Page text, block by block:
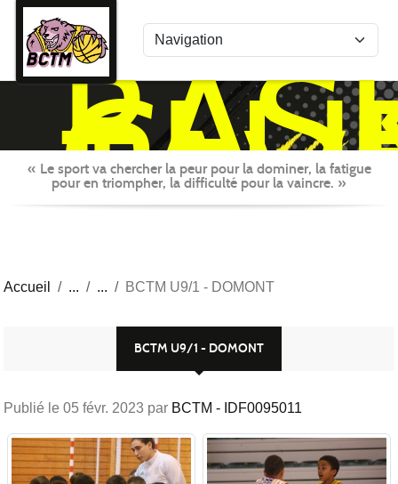
« Le sport va chercher la peur pour la dominer, la fatigue
pour en triompher, la difficulté pour la vaincre. »
Accueil BCTM U9/1 - DOMONT
BCTM U9/1 - DOMONT
Publié le 05 févr. 2023 par BCTM - IDF0095011
Panneau de gestion des cookies